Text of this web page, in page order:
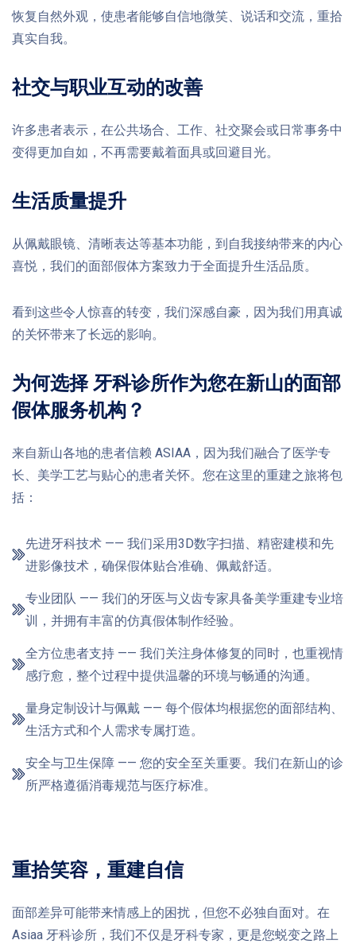
恢复自然外观，使患者能够自信地微笑、说话和交流，重拾
真实自我。
社交与职业互动的改善
许多患者表示，在公共场合、工作、社交聚会或日常事务中
变得更加自如，不再需要戴着面具或回避目光。
生活质量提升
从佩戴眼镜、清晰表达等基本功能，到自我接纳带来的内心
喜悦，我们的面部假体方案致力于全面提升生活品质。
看到这些令人惊喜的转变，我们深感自豪，因为我们用真诚
的关怀带来了长远的影响。
为何选择 牙科诊所作为您在新山的面部
假体服务机构？
来自新山各地的患者信赖 ASIAA，因为我们融合了医学专
长、美学工艺与贴心的患者关怀。您在这里的重建之旅将包
括：
先进牙科技术 —— 我们采用3D数字扫描、精密建模和先
进影像技术，确保假体贴合准确、佩戴舒适。
专业团队 —— 我们的牙医与义齿专家具备美学重建专业培
训，并拥有丰富的仿真假体制作经验。
全方位患者支持 —— 我们关注身体修复的同时，也重视情
感疗愈，整个过程中提供温馨的环境与畅通的沟通。
量身定制设计与佩戴 —— 每个假体均根据您的面部结构、
生活方式和个人需求专属打造。
安全与卫生保障 —— 您的安全至关重要。我们在新山的诊
所严格遵循消毒规范与医疗标准。
重拾笑容，重建自信
面部差异可能带来情感上的困扰，但您不必独自面对。在
Asiaa 牙科诊所，我们不仅是牙科专家，更是您蜕变之路上